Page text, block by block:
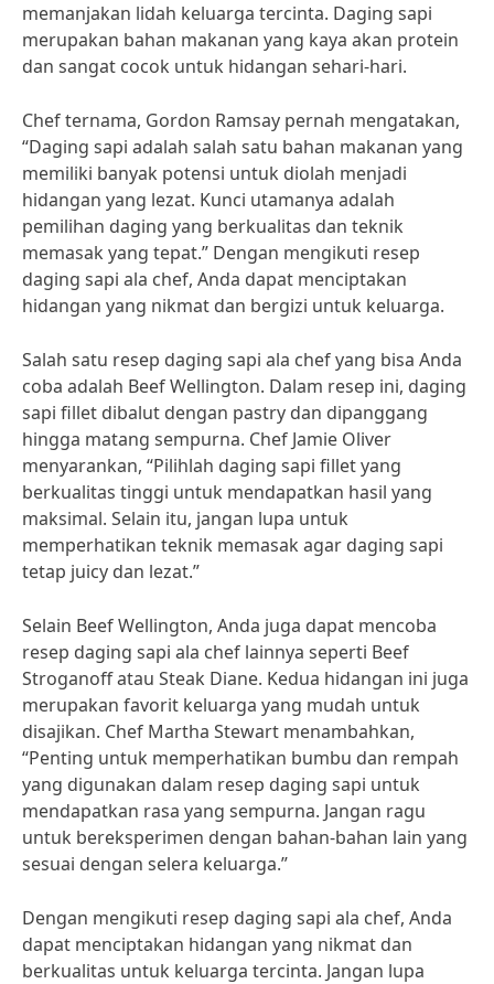
memanjakan lidah keluarga tercinta. Daging sapi
merupakan bahan makanan yang kaya akan protein
dan sangat cocok untuk hidangan sehari-hari.
Chef ternama, Gordon Ramsay pernah mengatakan,
“Daging sapi adalah salah satu bahan makanan yang
memiliki banyak potensi untuk diolah menjadi
hidangan yang lezat. Kunci utamanya adalah
pemilihan daging yang berkualitas dan teknik
memasak yang tepat.” Dengan mengikuti resep
daging sapi ala chef, Anda dapat menciptakan
hidangan yang nikmat dan bergizi untuk keluarga.
Salah satu resep daging sapi ala chef yang bisa Anda
coba adalah Beef Wellington. Dalam resep ini, daging
sapi fillet dibalut dengan pastry dan dipanggang
hingga matang sempurna. Chef Jamie Oliver
menyarankan, “Pilihlah daging sapi fillet yang
berkualitas tinggi untuk mendapatkan hasil yang
maksimal. Selain itu, jangan lupa untuk
memperhatikan teknik memasak agar daging sapi
tetap juicy dan lezat.”
Selain Beef Wellington, Anda juga dapat mencoba
resep daging sapi ala chef lainnya seperti Beef
Stroganoff atau Steak Diane. Kedua hidangan ini juga
merupakan favorit keluarga yang mudah untuk
disajikan. Chef Martha Stewart menambahkan,
“Penting untuk memperhatikan bumbu dan rempah
yang digunakan dalam resep daging sapi untuk
mendapatkan rasa yang sempurna. Jangan ragu
untuk bereksperimen dengan bahan-bahan lain yang
sesuai dengan selera keluarga.”
Dengan mengikuti resep daging sapi ala chef, Anda
dapat menciptakan hidangan yang nikmat dan
berkualitas untuk keluarga tercinta. Jangan lupa